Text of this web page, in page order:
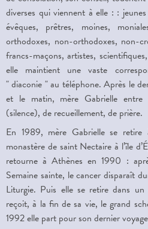
diverses qui viennent à elle : :
évêques, prêtres, moines,
orthodoxes, non-orthodoxes, non-
francs-maçons, artistes,
elle maintient une vaste
" diaconie " au téléphone. Après le
et le matin, mère Gabrielle entre
(silence), de recueillement, de prière.
En 1989, mère Gabrielle se
monastère de saint Nectaire à l’île
retourne à Athènes en 1990 :
Semaine sainte, le cancer disparaît
Liturgie. Puis elle se retire dans
reçoit, à la fin de sa vie, le grand
1992 elle part pour son dernier